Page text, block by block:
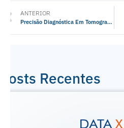
ANTERIOR
Precisão Diagnóstica Em Tomografia
Posts Recentes